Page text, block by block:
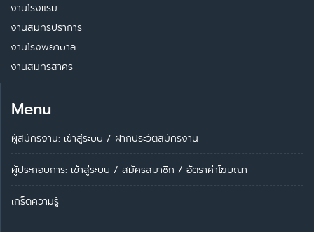
งานโรงแรม
งานสมุทรปราการ
งานโรงพยาบาล
งานสมุทรสาคร
Menu
ผู้สมัครงาน: เข้าสู่ระบบ / ฝากประวัติสมัครงาน
ผู้ประกอบการ: เข้าสู่ระบบ / สมัครสมาชิก / อัตราค่าโฆษณา
เกร็ดความรู้